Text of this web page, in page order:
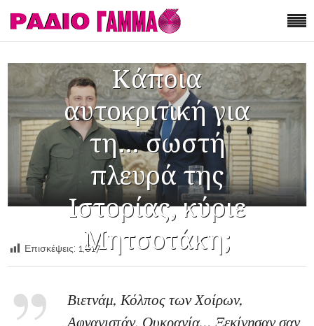
Κάποια
αυτοκριτική για
τη… σωστή
πλευρά της
Ιστορίας, κύριε
Μητσοτάκη;
Επισκέψεις: 1,617
Βιετνάμ, Κόλπος των Χοίρων,
Αφγανιστάν, Ουκρανία… Ξεκίνησαν σαν